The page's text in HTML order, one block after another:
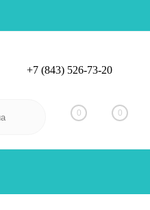
Вход
+7 (843) 526-73-20
0 0